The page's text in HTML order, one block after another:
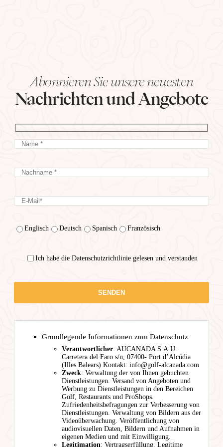
Abonnieren Sie unsere neuesten
Nachrichten und Angebote
Englisch Deutsch Spanisch Französisch
Ich habe die Datenschutzrichtlinie gelesen und verstanden
Grundlegende Informationen zum Datenschutz
Verantwortlicher: AUCANADA S.A.U.
Carretera del Faro s/n, 07400- Port d’Alcúdia
(Illes Balears) Kontakt: info@golf-alcanada.com
Zweck: Verwaltung der von Ihnen gebuchten
Dienstleistungen. Versand von Angeboten und
Werbung zu Dienstleistungen in den Bereichen
Golf, Restaurants und ProShops.
Zufriedenheitsbefragungen zur Verbesserung von
Dienstleistungen. Verwaltung von Bildern aus der
Videoüberwachung. Veröffentlichung von
audiovisuellen Daten, Bildern und Aufnahmen in
eigenen Medien und mit Einwilligung.
Legitimation: Vertragserfüllung. Legitime